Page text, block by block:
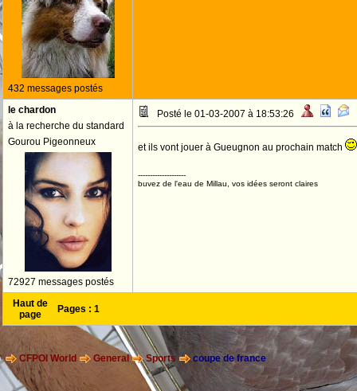
432 messages postés
le chardon
à la recherche du standard
Gourou Pigeonneux
72927 messages postés
Posté le 01-03-2007 à 18:53:26
et ils vont jouer à Gueugnon au prochain match
--------------------
buvez de l'eau de Millau, vos idées seront claires
Haut de
page
Pages : 1
CFPOI World General Sports coupe de france